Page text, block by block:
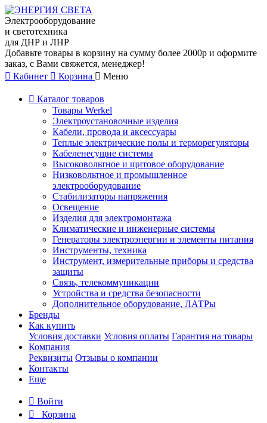
Электрооборудование
и светотехника
для ДНР и ЛНР
Добавьте товары в корзину на сумму более 2000р и оформите
заказ, с Вами свяжется, менеджер!
Кабинет
Корзина Меню
Каталог товаров
Товары Werkel
Электроустановочные изделия
Кабели, провода и аксессуары
Теплые электрические полы и терморегуляторы
Кабеленесущие системы
Высоковольтное и щитовое оборудование
Низковольтное и промышленное
электрооборудование
Стабилизаторы напряжения
Освещение
Изделия для электромонтажа
Климатические и инженерные системы
Генераторы электроэнергии и элементы питания
Инструменты, техника
Инструмент, измерительные приборы и средства
защиты
Связь, телекоммуникации
Устройства и средства безопасности
Дополнительное оборудование, ЛАТРы
Бренды
Как купить
Условия доставки Условия оплаты Гарантия на товары
Компания
Реквизиты Отзывы о компании
Контакты
Еще
Войти
Корзина